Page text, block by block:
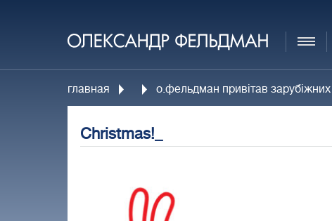
главная о.фельдман привітав зарубіжних
Christmas!_